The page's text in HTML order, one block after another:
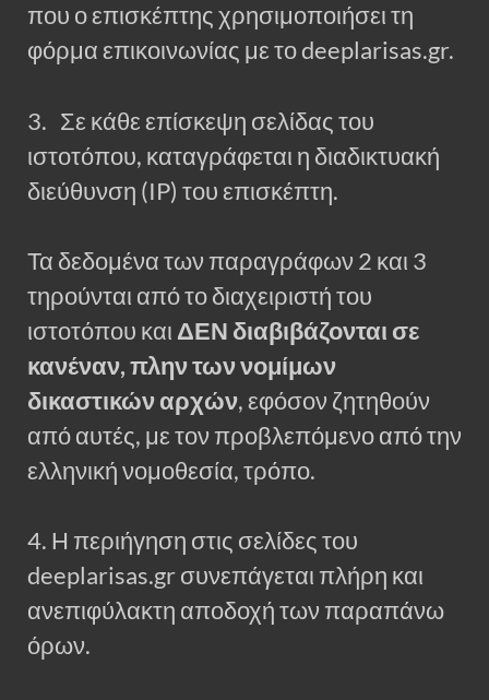
που ο επισκέπτης χρησιμοποιήσει τη
φόρμα επικοινωνίας με το deeplarisas.gr.
3. Σε κάθε επίσκεψη σελίδας του
ιστοτόπου, καταγράφεται η διαδικτυακή
διεύθυνση (IP) του επισκέπτη.
Τα δεδομένα των παραγράφων 2 και 3
τηρούνται από το διαχειριστή του
ιστοτόπου και ΔΕΝ διαβιβάζονται σε
κανέναν, πλην των νομίμων
δικαστικών αρχών, εφόσον ζητηθούν
από αυτές, με τον προβλεπόμενο από την
ελληνική νομοθεσία, τρόπο.
4. Η περιήγηση στις σελίδες του
deeplarisas.gr συνεπάγεται πλήρη και
ανεπιφύλακτη αποδοχή των παραπάνω
όρων.